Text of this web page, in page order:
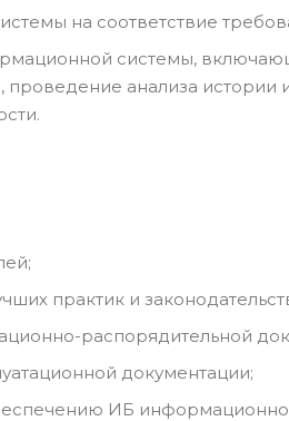
на соответствие
системы,
анализа истории
практик и
распорядительной
документации;
ИБ